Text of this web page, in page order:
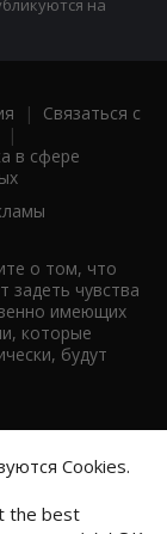
на
| Связаться с
|
в сфере
о том, что
задеть чувства
имеющих
которые
будут
Cookies.
the best